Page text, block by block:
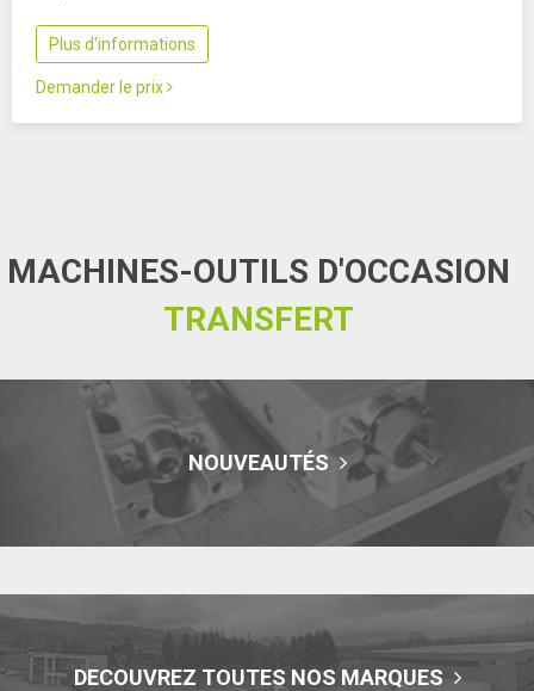
Plus d'informations
Demander le prix
MACHINES-OUTILS D'OCCASION
TRANSFERT
NOUVEAUTÉS
DECOUVREZ TOUTES NOS MARQUES